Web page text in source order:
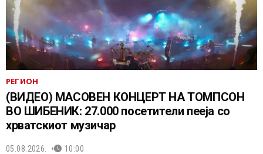
РЕГИОН
(ВИДЕО) МАСОВЕН КОНЦЕРТ НА ТОМПСОН
ВО ШИБЕНИК: 27.000 посетители пееја со
хрватскиот музичар
05.08.2026. 10:00